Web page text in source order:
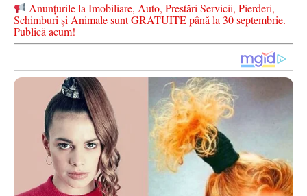
Anunțurile la Imobiliare, Auto, Prestări Servicii, Pierderi,
Schimburi și Animale sunt GRATUITE până la 30 septembrie.
Publică acum!